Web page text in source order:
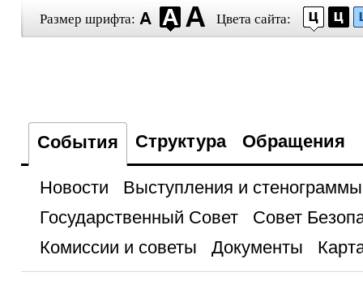
Размер шрифта: Цвета сайта:
События Структура Обращения
Новости
Выступления и стенограммы
Государственный Совет
Совет
Комиссии и советы
Документы